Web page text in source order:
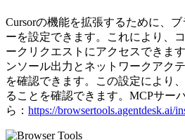
Cursorの機能を拡張するために、
ーを設定できます。これにより、
ークリクエストにアクセスできま
ンソール出力とネットワークアク
を確認できます。この設定により
ることを確認できます。MCPサー
ら： https://browsertools.agentdesk.ai/